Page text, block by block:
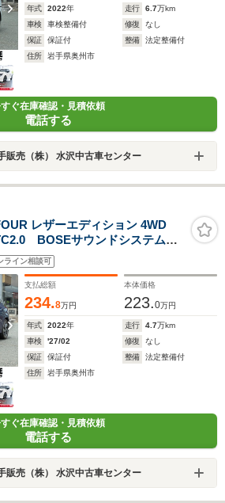
年式 2022年 走行 6.7万km
車検
車検整備付 修復
なし
保証
保証付 整備
法定整備付
住所
岩手県奥州市
ぐ在庫確認・見積依頼
電話する
販売（株） 水沢中古車センター
レザーエディション 4WD
BOSEサウンドシステム
仕様 シートヒーター LEDライ
ブレコーダー
ライン相談可
支払総額
234.8万円
本体価格
223.0万円
年式 2022年 走行 4.7万km
車検
'27/02 修復
なし
保証
保証付 整備
法定整備付
住所
岩手県奥州市
ぐ在庫確認・見積依頼
電話する
販売（株） 水沢中古車センター